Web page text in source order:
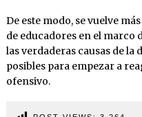
De este modo, se vuelve
de educadores en el marco
las verdaderas causas de la
posibles para empezar a
ofensivo.